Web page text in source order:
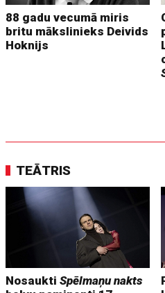
88 gadu vecumā miris
britu mākslinieks Deivids
Hoknijs
TEĀTRIS
NosauktiSpēlmaņu nakts